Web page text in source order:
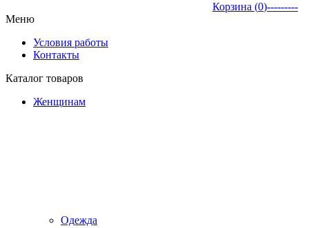
Корзина (0)---------
Меню
Условия работы
Контакты
Каталог товаров
Женщинам
Одежда